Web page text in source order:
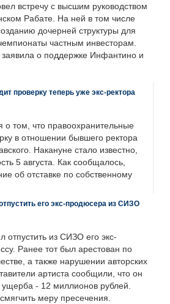
встречу с высшим руководством
Рабате. На ней в том числе
дочерней структуры для
частным инвесторам.
заявила о поддержке Инфантино и
проверку теперь уже экс-ректора
том, что правоохранительные
в отношении бывшего ректора
Накануне стало известно,
5 августа. Как сообщалось,
об отставке по собственному
его экс-продюсера из СИЗО
отпустить из СИЗО его экс-
Ранее тот был арестован по
а также нарушении авторских
артиста сообщили, что он
ущерба - 12 миллионов рублей.
меру пресечения.